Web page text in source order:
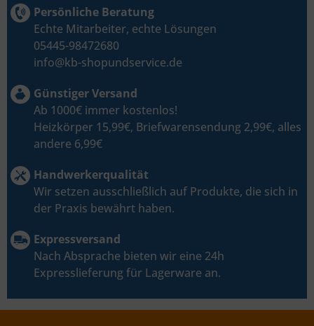
Persönliche Beratung
Echte Mitarbeiter, echte Lösungen
05445-98472680
info@kb-shopundservice.de
Günstiger Versand
Ab 1000€ immer kostenlos!
Heizkörper 15,99€, Briefwarensendung 2,99€, alles
andere 6,99€
Handwerkerqualität
Wir setzen ausschließlich auf Produkte, die sich in
der Praxis bewährt haben.
Expressversand
Nach Absprache bieten wir eine 24h
Expresslieferung für Lagerware an.